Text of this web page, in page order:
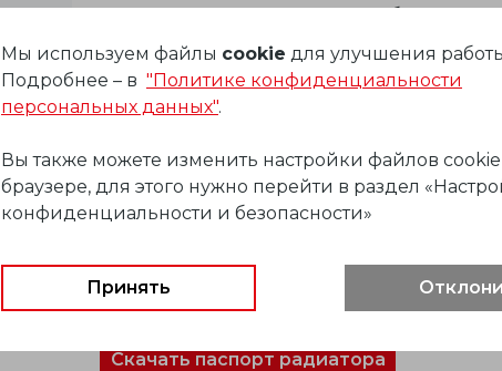
аккуратные отопительные приборы.
применения в системах центрального и
административных и общественных
Ширина: 400-3000 мм
Высота: 300 / 400 / 500 / 600 / 900 мм
Гигиенические радиаторы типы (для
10/20/30
Скачать паспорт радиатора
Мы используем файлы cookie для улучшения
Подробнее – в "Политике конфиденциальности
персональных данных".
Вы также можете изменить настройки файлов cookie
браузере, для этого нужно перейти в раздел
конфиденциальности и безопасности»
Принять